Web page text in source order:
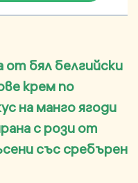
бял белгийски
крем по
на манго ягоди
с рози от
със сребърен